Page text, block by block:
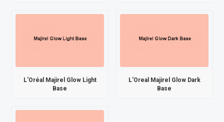
L'Oréal Majirel Glow Light
Base
L'Oreal Majirel Glow Dark
Base